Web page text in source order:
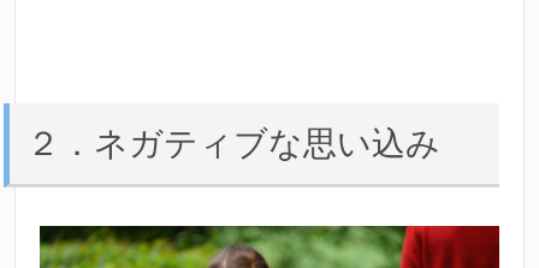
２．ネガティブな思い込み